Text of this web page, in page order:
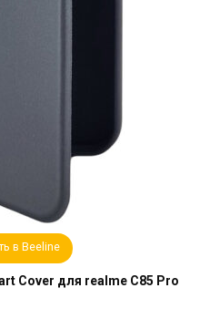
в Beeline
Cover для realme C85 Pro